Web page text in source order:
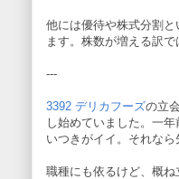
他には優待や株式分割
ます。株数が増える訳
---
3392 デリカフーズの立
し始めていました。一
いつきがイイ。それな
職種にも依るけど、概ね